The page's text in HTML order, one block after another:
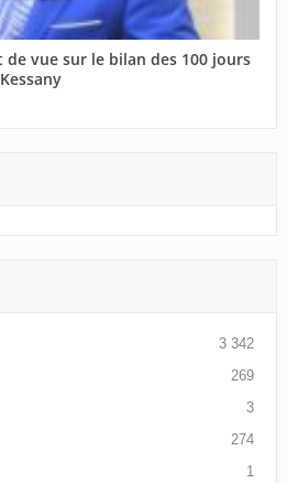
vue sur le bilan des 100 jours
3 342
269
3
274
1